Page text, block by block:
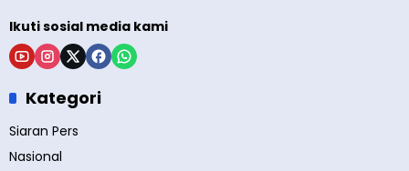
Ikuti sosial media kami
Kategori
Siaran Pers
Nasional